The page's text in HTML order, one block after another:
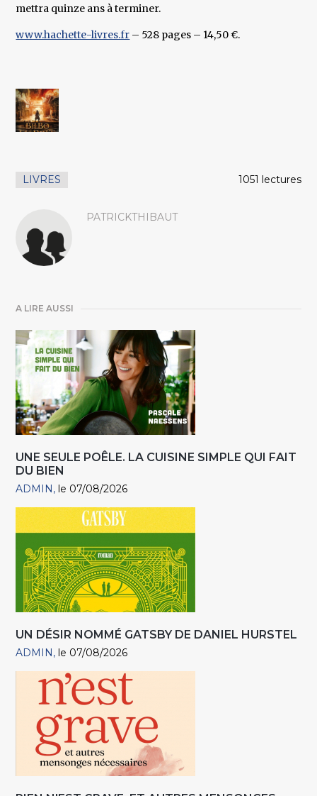
mettra quinze ans à terminer.
www.hachette-livres.fr – 528 pages – 14,50 €.
LIVRES 1051 lectures
PATRICKTHIBAUT
A LIRE AUSSI
UNE SEULE POÊLE. LA CUISINE SIMPLE QUI FAIT
DU BIEN
ADMIN le 07/08/2026
UN DÉSIR NOMMÉ GATSBY DE DANIEL HURSTEL
ADMIN le 07/08/2026